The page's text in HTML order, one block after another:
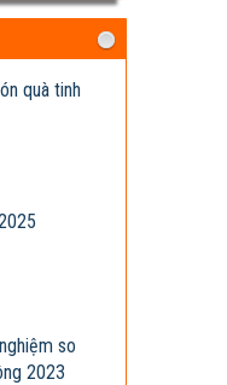
sản xuất và
nghiên
chế thị
giao, cung
bị sản
canh tác
quà tinh
so
2023